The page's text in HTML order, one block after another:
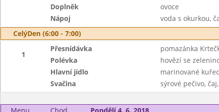
Doplněk
ovoce
Nápoj
voda s okurkou,
CelýDen (6:00 - 7:00)
1
Přesnídávka
pomazánka
Polévka
hovězí se
Hlavní jídlo
marinované
Svačina
sýrové pečivo,